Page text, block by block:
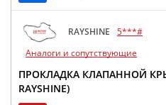
RAYSHINE
5***#
Аналоги и сопутствующие
ПРОКЛАДКА КЛАПАННОЙ
RAYSHINE)